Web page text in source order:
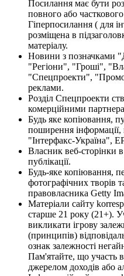
Посилання має бути
повного або
Гіперпосилання ( для
розміщена в
матеріалу.
Новини з позначками
"Регіони", "Гроші",
"Спецпроекти",
реклами.
Розділ Спецпроекти
комерційними
Будь яке копіювання,
поширення
"Інтерфакс-Україна",
Власник веб-сторінки
публікації.
Будь-яке копіювання,
фотографічних творів
правовласника Getty
Матеріали сайту
старше 21 року (21+).
викликати ігрову
(принципів)
ознак залежності
Пам'ятайте, що участь
джерелом доходів або